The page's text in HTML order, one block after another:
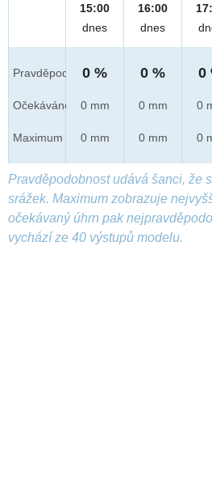
Pravděpod.
Očekáváno
Maximum
15:00
dnes
0 %
0 mm
0 mm
16:00
dnes
0 %
0 mm
0 mm
0
0
0
Pravděpodobnost udává šanci, že
srážek. Maximum zobrazuje
očekávaný úhrn pak
vychází ze 40 výstupů modelu.